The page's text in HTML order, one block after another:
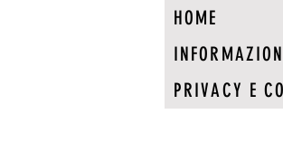
HOME
PRIVACY E